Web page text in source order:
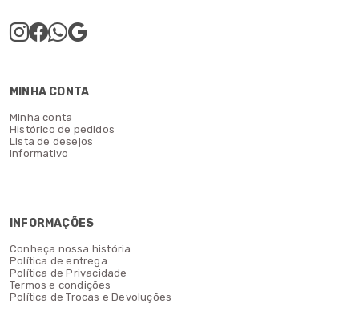
MINHA CONTA
Minha conta
Histórico de pedidos
Lista de desejos
Informativo
INFORMAÇÕES
Conheça nossa história
Política de entrega
Política de Privacidade
Termos e condições
Política de Trocas e Devoluções